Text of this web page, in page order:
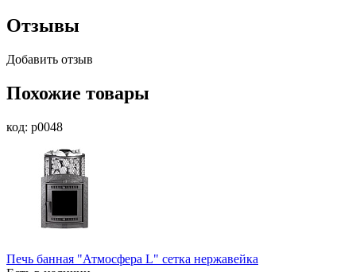
Отзывы
Добавить отзыв
Похожие товары
код: p0048
Печь банная "Атмосфера L" сетка нержавейка